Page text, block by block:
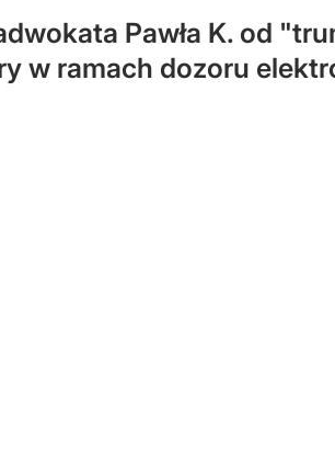
Pawła K. od
w ramach dozoru